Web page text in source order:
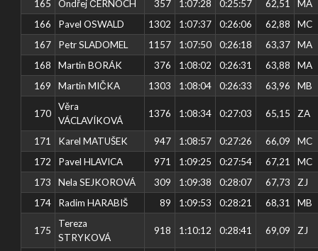
165 Ondřej ČERNOCH 357 1:07:28 0:25:57 62,51
MA
166
Pavel OSWALD 1302 1:07:37 0:26:06 62,88
MC
167
Petr SLADOMEL 1157 1:07:50 0:26:18 63,37
MA
168
Martin BORÁK 376 1:08:02 0:26:31 63,88
MA
169
Martin MIČKA 1303 1:08:04 0:26:33 63,96 MB
170
Věra
VÁCLAVÍKOVÁ
1376 1:08:34 0:27:03 65,15 ZA
171 Karel MATUŠEK 947 1:08:57 0:27:26 66,09
MC
172
Pavel HLAVICA 971 1:09:25 0:27:54 67,21
MC
173
Nela SEJKOROVÁ 309 1:09:38 0:28:07 67,73
ZJ
174
Radim HARABIŠ 89 1:09:53 0:28:21 68,31 MB
175
Tereza
STRYKOVÁ
918 1:10:12 0:28:41 69,09 ZJ